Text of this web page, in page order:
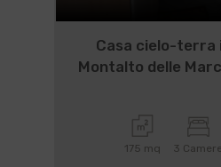
Casa cielo-terra
Montalto delle
175 mq 3 Camere